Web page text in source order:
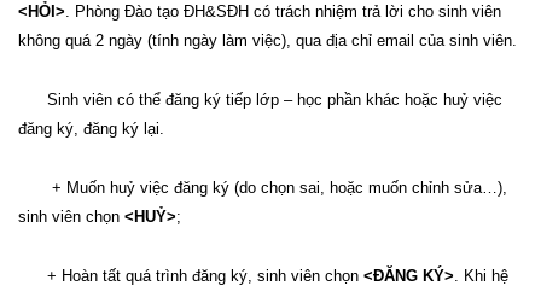
<HỎI> . Phòng Đào tạo ĐH&SĐH có trách nhiệm trả lời cho sinh viên
không quá 2 ngày (tính ngày làm việc), qua địa chỉ email của sinh viên.
Sinh viên có thể đăng ký tiếp lớp – học phần khác hoặc huỷ việc
đăng ký, đăng ký lại.
+ Muốn huỷ việc đăng ký (do chọn sai, hoặc muốn chỉnh sửa…),
sinh viên chọn <HUỶ>;
+ Hoàn tất quá trình đăng ký, sinh viên chọn <ĐĂNG KÝ> . Khi hệ